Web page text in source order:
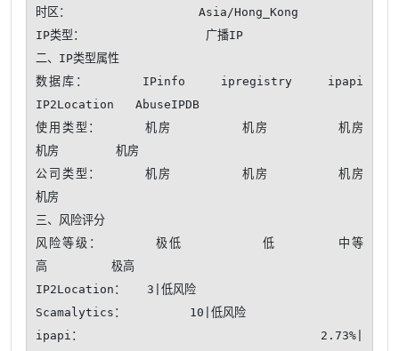
时区：                  Asia/Hong_Kong
IP类型：                 广播IP
二、IP类型属性
数据库：      IPinfo    ipregistry    ipapi
IP2Location   AbuseIPDB
使用类型：     机房        机房        机房
机房        机房
公司类型：     机房        机房        机房
机房
三、风险评分
风险等级：      极低         低       中等
高         极高
IP2Location：   3|低风险
Scamalytics：         10|低风险
ipapi：                                 2.73%|